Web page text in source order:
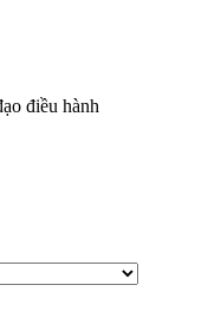
điều hành